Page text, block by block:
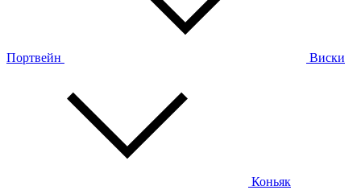
Портвейн Виски
Коньяк